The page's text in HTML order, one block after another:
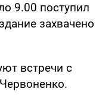
9.00 поступил
захвачено
встречи с